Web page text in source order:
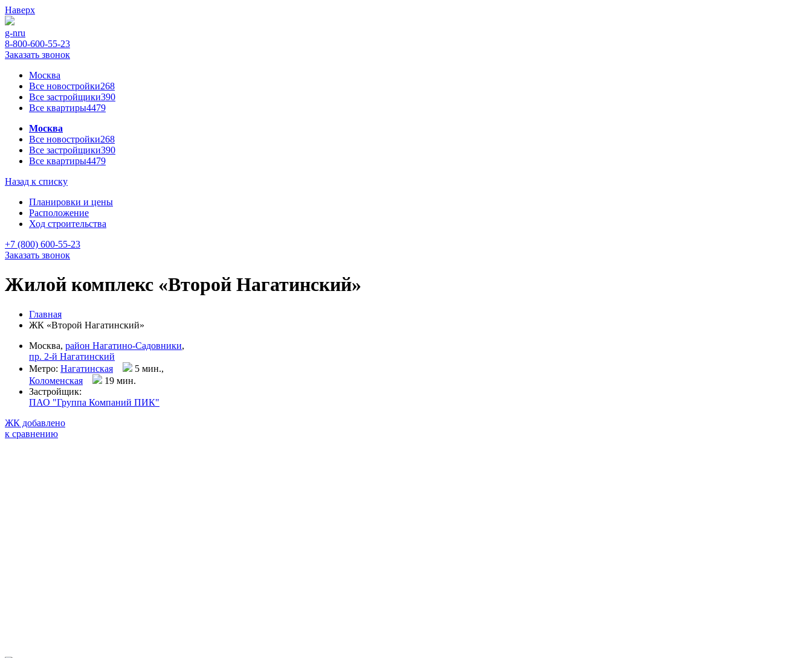
Наверх
g-nru
8-800-600-55-23
Заказать звонок
Москва
Все новостройки268
Все застройщики390
Все квартиры4479
Москва
Все новостройки268
Все застройщики390
Все квартиры4479
Назад к списку
Планировки и цены
Расположение
Ход строительства
+7 (800) 600-55-23
Заказать звонок
Жилой комплекс «Второй Нагатинский»
Главная
ЖК «Второй Нагатинский»
Москва, район Нагатино-Садовники,
пр. 2-й Нагатинский
Метро: Нагатинская
5 мин.,
Коломенская
19 мин.
Застройщик:
ПАО "Группа Компаний ПИК"
ЖК добавлено
к сравнению